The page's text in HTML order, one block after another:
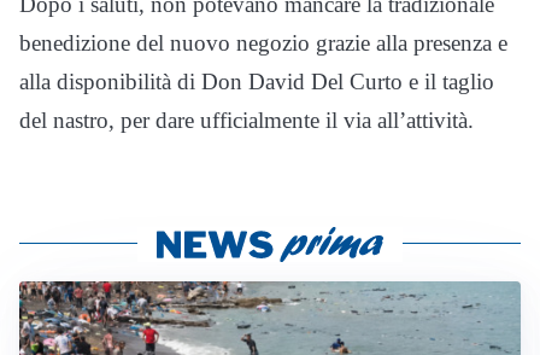
benedizione del nuovo negozio grazie alla presenza e
alla disponibilità di Don David Del Curto e il taglio
del nastro, per dare ufficialmente il via all’attività.